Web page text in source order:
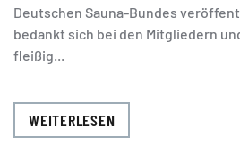
Deutschen Sauna-Bundes
bedankt sich bei den Mitgliedern
fleißig...
WEITERLESEN